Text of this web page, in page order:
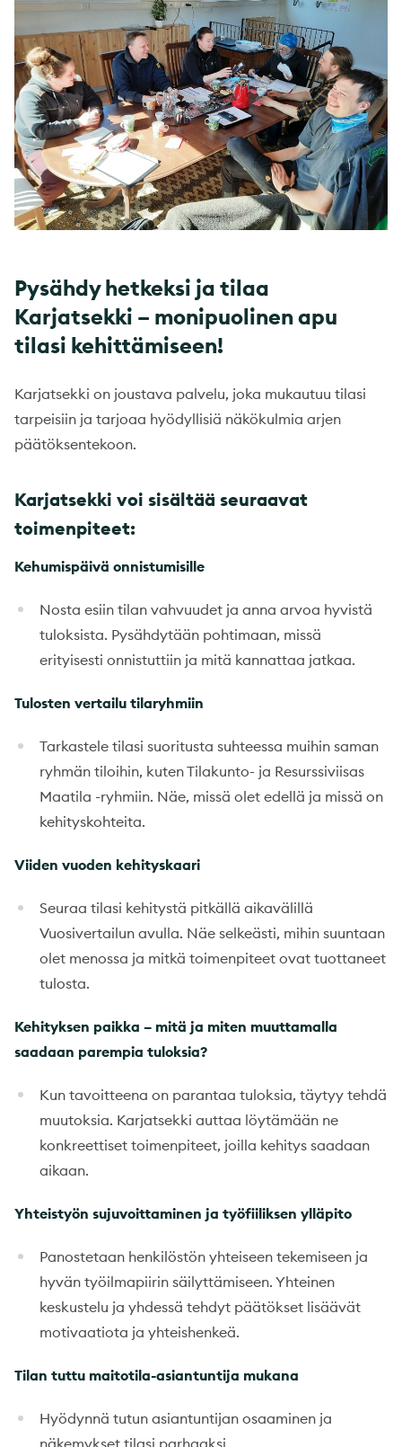
Pysähdy hetkeksi ja tilaa
Karjatsekki – monipuolinen apu
tilasi kehittämiseen!
Karjatsekki on joustava palvelu, joka mukautuu tilasi
tarpeisiin ja tarjoaa hyödyllisiä näkökulmia arjen
päätöksentekoon.
Karjatsekki voi sisältää seuraavat
toimenpiteet:
Kehumispäivä onnistumisille
Nosta esiin tilan vahvuudet ja anna arvoa hyvistä
tuloksista. Pysähdytään pohtimaan, missä
erityisesti onnistuttiin ja mitä kannattaa jatkaa.
Tulosten vertailu tilaryhmiin
Tarkastele tilasi suoritusta suhteessa muihin saman
ryhmän tiloihin, kuten Tilakunto- ja Resurssiviisas
Maatila -ryhmiin. Näe, missä olet edellä ja missä on
kehityskohteita.
Viiden vuoden kehityskaari
Seuraa tilasi kehitystä pitkällä aikavälillä
Vuosivertailun avulla. Näe selkeästi, mihin suuntaan
olet menossa ja mitkä toimenpiteet ovat tuottaneet
tulosta.
Kehityksen paikka – mitä ja miten muuttamalla
saadaan parempia tuloksia?
Kun tavoitteena on parantaa tuloksia, täytyy tehdä
muutoksia. Karjatsekki auttaa löytämään ne
konkreettiset toimenpiteet, joilla kehitys saadaan
aikaan.
Yhteistyön sujuvoittaminen ja työfiiliksen ylläpito
Panostetaan henkilöstön yhteiseen tekemiseen ja
hyvän työilmapiirin säilyttämiseen. Yhteinen
keskustelu ja yhdessä tehdyt päätökset lisäävät
motivaatiota ja yhteishenkeä.
Tilan tuttu maitotila-asiantuntija mukana
Hyödynnä tutun asiantuntijan osaaminen ja